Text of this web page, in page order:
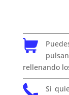
rellenando
Si